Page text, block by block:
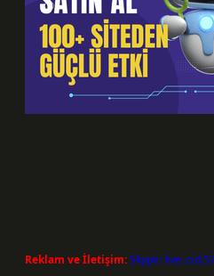
Reklam ve İletişim:Skype: